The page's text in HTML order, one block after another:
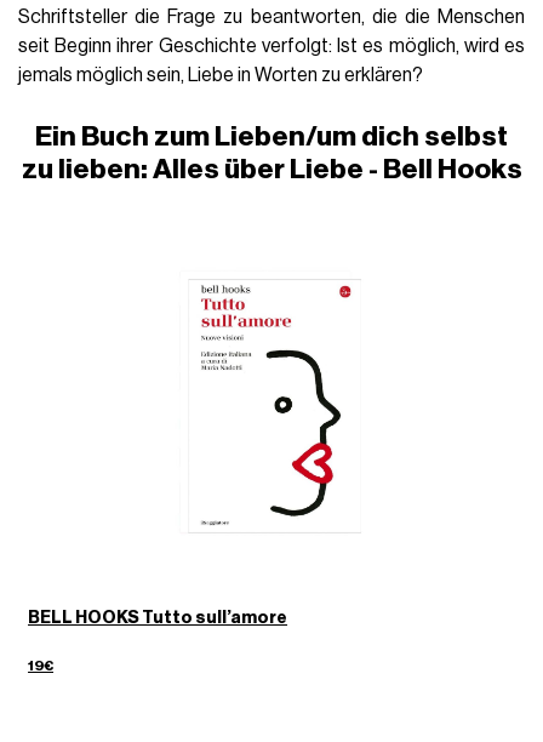
Schriftsteller die Frage zu beantworten, die die Menschen
seit Beginn ihrer Geschichte verfolgt: Ist es möglich, wird es
jemals möglich sein, Liebe in Worten zu erklären?
Ein Buch zum Lieben/um dich selbst
zu lieben: Alles über Liebe - Bell Hooks
BELL HOOKS Tutto sull’amore
19€